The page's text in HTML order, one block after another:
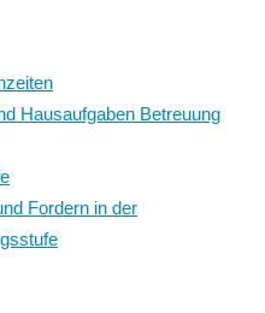
Hausaufgaben Betreuung
Fordern in der